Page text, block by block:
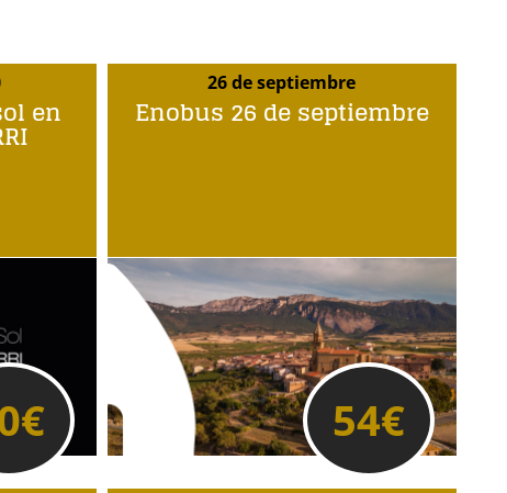
en
€
26 de septiembre
Enobus 26 de septiembre
54€